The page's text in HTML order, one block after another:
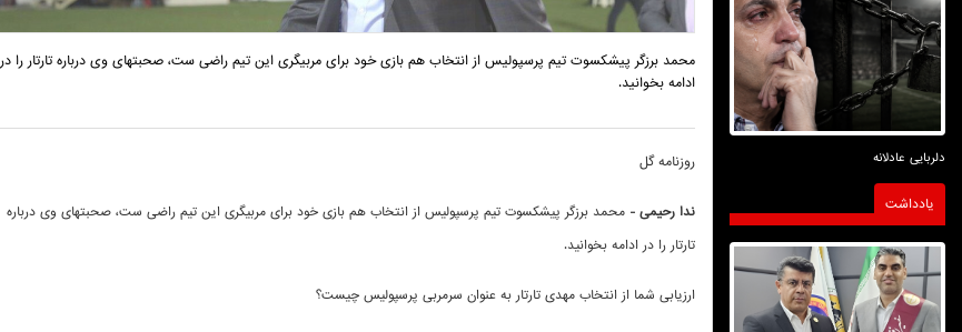
محمد برزگر پیشکسوت تیم پرسپولیس از انتخاب هم بازی خود برای مربیگری این تیم راضی ست، صحبتهای وی درباره تارتار را در
ادامه بخوانید.
روزنامه گل
ندا رحیمی - محمد برزگر پیشکسوت تیم پرسپولیس از انتخاب هم بازی خود برای مربیگری این تیم راضی ست، صحبتهای وی درباره
تارتار را در ادامه بخوانید.
ارزیابی شما از انتخاب مهدی تارتار به عنوان سرمربی پرسپولیس چیست؟
دلربایی عادلانه
یادداشت